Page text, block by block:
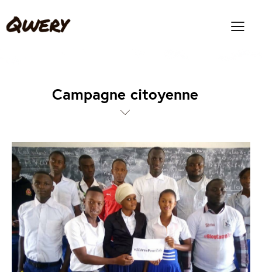
Campagne citoyenne